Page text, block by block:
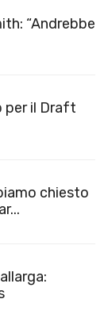
“Andrebbe
per il Draft
chiesto